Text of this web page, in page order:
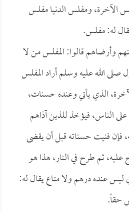
الآخرة، ومفلس الدنيا مفلس
له: مفلس.
وأرضاهم قالوا: المفلس من لا
صلى الله عليه وسلم أراد المفلس
الذي يأتي وعنده حسنات،
الناس، فيؤخذ للذين آذاهم
فإن فنيت حسناته قبل أن يقضى
ثم طرح في النار، هذا هو
عنده درهم ولا متاع يقال له:
حقاً.